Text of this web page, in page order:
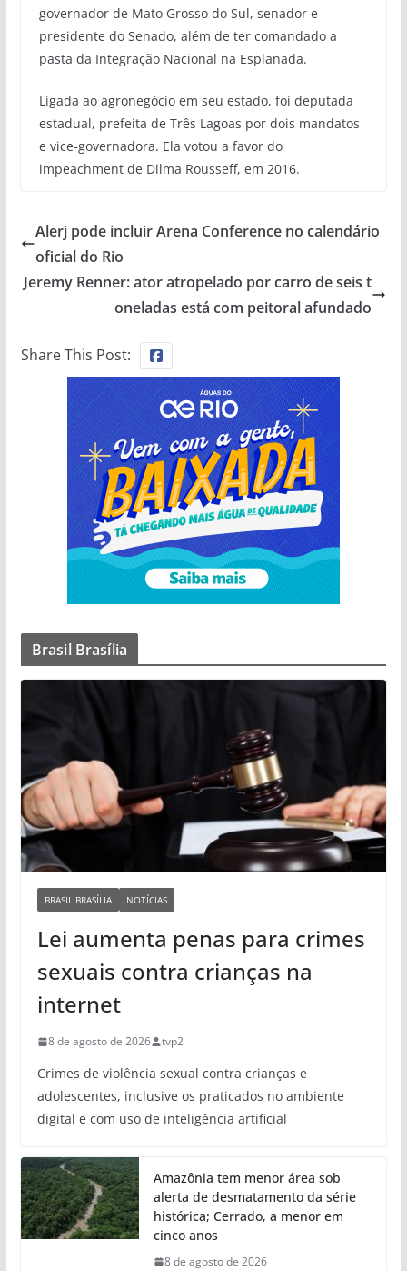
governador de Mato Grosso do Sul, senador e
presidente do Senado, além de ter comandado a
pasta da Integração Nacional na Esplanada.
Ligada ao agronegócio em seu estado, foi deputada
estadual, prefeita de Três Lagoas por dois mandatos
e vice-governadora. Ela votou a favor do
impeachment de Dilma Rousseff, em 2016.
Alerj pode incluir Arena Conference no calendário
oficial do Rio
Jeremy Renner: ator atropelado por carro de seis t
oneladas está com peitoral afundado
Share This Post:
Brasil Brasília
BRASIL BRASÍLIA NOTÍCIAS
Lei aumenta penas para crimes
sexuais contra crianças na
internet
8 de agosto de 2026 tvp2
Crimes de violência sexual contra crianças e
adolescentes, inclusive os praticados no ambiente
digital e com uso de inteligência artificial
Amazônia tem menor área sob
alerta de desmatamento da série
histórica; Cerrado, a menor em
cinco anos
8 de agosto de 2026